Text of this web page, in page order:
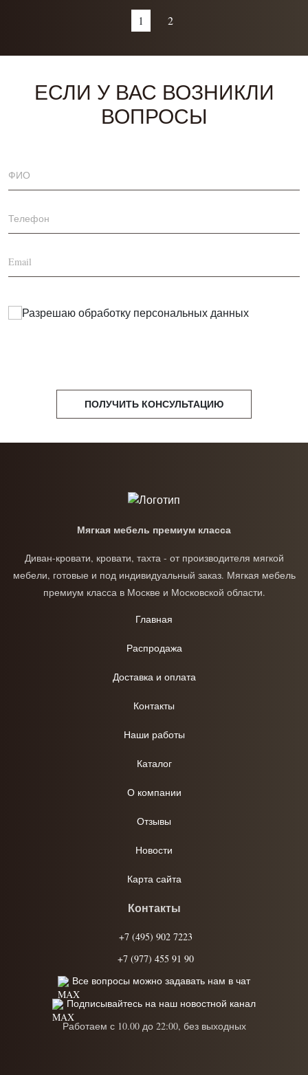
1 2
ЕСЛИ У ВАС ВОЗНИКЛИ
ВОПРОСЫ
Разрешаю обработку персональных данных
ПОЛУЧИТЬ КОНСУЛЬТАЦИЮ
Мягкая мебель премиум класса
Диван-кровати, кровати, тахта - от производителя мягкой
мебели, готовые и под индивидуальный заказ. Мягкая мебель
премиум класса в Москве и Московской области.
Главная
Распродажа
Доставка и оплата
Контакты
Наши работы
Каталог
О компании
Отзывы
Новости
Карта сайта
Контакты
+7 (495) 902 7223
+7 (977) 455 91 90
Все вопросы можно задавать нам в чат
Подписывайтесь на наш новостной канал
Работаем с 10.00 до 22:00, без выходных